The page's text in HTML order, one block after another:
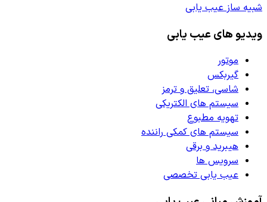
شبیه ساز عیب یابی
ویدیو های عیب یابی
موتور
گیربکس
شاسی، تعلیق و ترمز
سیستم های الکتریکی
تهویه مطبوع
سیستم های کمکی راننده
هیبرید و برقی
سرویس ها
عیب یابی تخصصی